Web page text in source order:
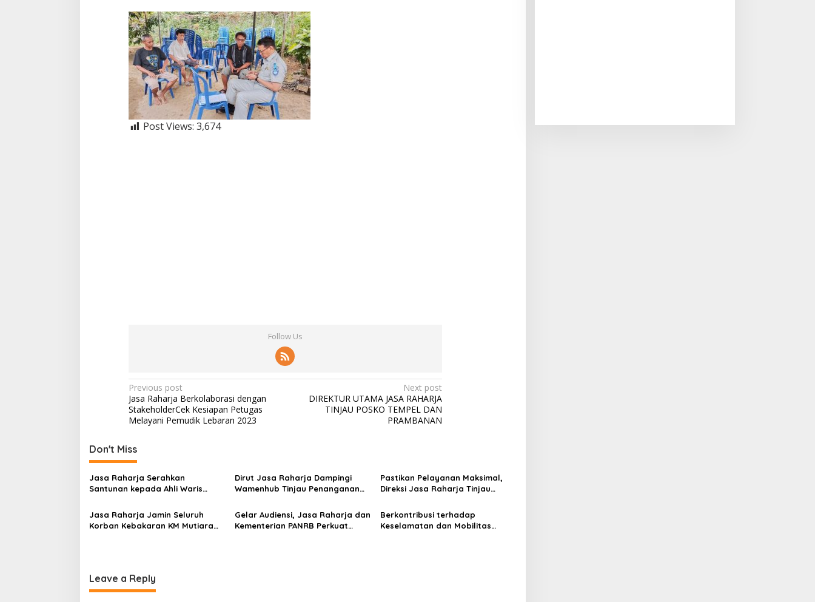
Post Views: 3,674
Follow Us
Post
navigation
Previous post
Jasa Raharja Berkolaborasi dengan
StakeholderCek Kesiapan Petugas
Melayani Pemudik Lebaran 2023
Next post
DIREKTUR UTAMA JASA RAHARJA
TINJAU POSKO TEMPEL DAN
PRAMBANAN
Don't Miss
Jasa Raharja Serahkan
Santunan kepada Ahli Waris
Sentosa II
Dirut Jasa Raharja Dampingi
Wamenhub Tinjau Penanganan
RS PHC Surabaya
Pastikan Pelayanan Maksimal,
Direksi Jasa Raharja Tinjau
Sentosa II
Jasa Raharja Jamin Seluruh
Korban Kebakaran KM Mutiara
Gelar Audiensi, Jasa Raharja dan
Kementerian PANRB Perkuat
Berkontribusi terhadap
Keselamatan dan Mobilitas
Leave a Reply